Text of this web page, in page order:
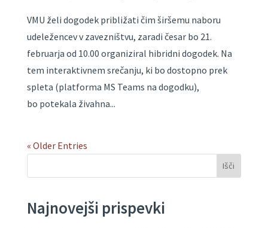
VMU želi dogodek približati čim širšemu naboru
udeležencev v zavezništvu, zaradi česar bo 21.
februarja od 10.00 organiziral hibridni dogodek. Na
tem interaktivnem srečanju, ki bo dostopno prek
spleta (platforma MS Teams na dogodku),
bo potekala živahna...
« Older Entries
Išči
Najnovejši prispevki